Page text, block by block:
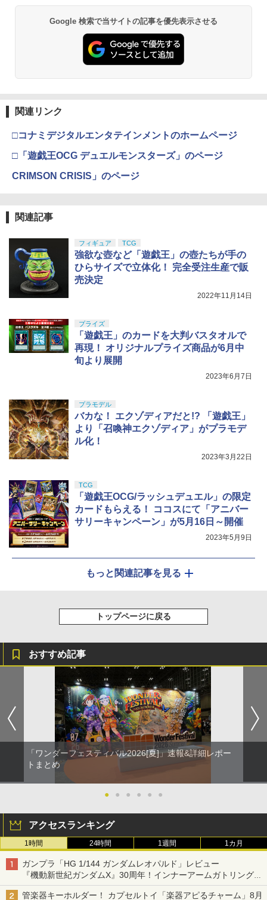
Google 検索で当サイトの記事を優先表示させる
関連リンク
□コナミデジタルエンタテインメントのホームページ
□「遊戯王OCG デュエルモンスターズ」のページ
CRIMSON CRISIS」のページ
関連記事
フィギュア TCG
強欲な壺など「遊戯王」の壺たちが手の
ひらサイズで立体化！ 完全受注生産で販
売決定
2022年11月14日
プライズ
「遊戯王」のカードを大判バスタオルで
再現！ オリジナルプライズ商品が6月中
旬より展開
2023年6月7日
プラモデル
バカな！ エクゾディアだと!? 「遊戯王」
より「召喚神エクゾディア」がプラモデ
ル化！
2023年3月22日
TCG
「遊戯王OCG/ラッシュデュエル」の限定
カードもらえる！ ココスにて「アニバー
サリーキャンペーン」が5月16日～開催
2023年5月9日
もっと関連記事を見る
トップページに戻る
おすすめ記事
「ワンダーフェスティバル2026[夏]」速報&詳細レポー
トまとめ
● ● ● ● ● ●
アクセスランキング
1時間 24時間 1週間 1カ月
ガンプラ「HG 1/144 ガンダムレオパルド」レビュー
『機動新世紀ガンダムX』30周年！インナーアームガトリングの
変形機構まで再現し最新フォーマットでキット化！
管楽器キーホルダー！ カプセルトイ「楽器アピるチャーム」8月